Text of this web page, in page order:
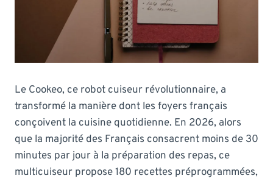
Le Cookeo, ce robot cuiseur révolutionnaire, a
transformé la manière dont les foyers français
conçoivent la cuisine quotidienne. En 2026, alors
que la majorité des Français consacrent moins de 30
minutes par jour à la préparation des repas, ce
multicuiseur propose 180 recettes préprogrammées,